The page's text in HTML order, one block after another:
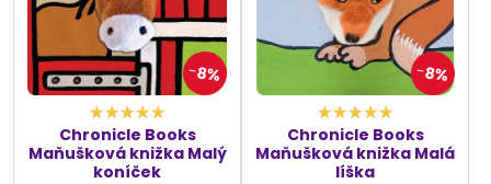
8%
Chronicle Books
Maňušková knižka Malý
koníček
8%
Chronicle Books
Maňušková knižka Malá
líška